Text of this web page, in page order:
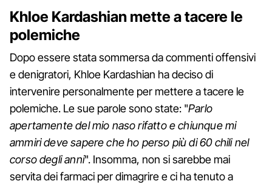
Khloe Kardashian mette a tacere le
polemiche
Dopo essere stata sommersa da commenti offensivi
e denigratori, Khloe Kardashian ha deciso di
intervenire personalmente per mettere a tacere le
polemiche. Le sue parole sono state: "Parlo
apertamente del mio naso rifatto e chiunque mi
ammiri deve sapere che ho perso più di 60 chili nel
corso degli anni". Insomma, non si sarebbe mai
servita dei farmaci per dimagrire e ci ha tenuto a